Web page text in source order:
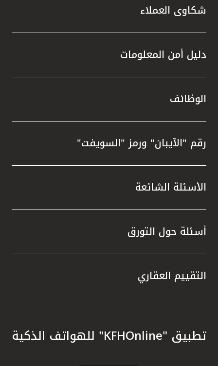
شكاوى العملاء
دليل أمن المعلومات
الوظائف
رقم "الآيبان" ورمز "السويفت"
الأسئلة الشائعة
أسئلة حول التورق
التقييم العقاري
تطبيق "KFHOnline" للهواتف الذكية